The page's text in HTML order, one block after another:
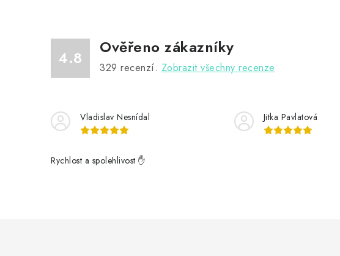
4.8
Ověřeno zákazníky
329 recenzí. Zobrazit všechny recenze
Vladislav Nesnídal
Rychlost a spolehlivost ✋
Jitka Pavlatová